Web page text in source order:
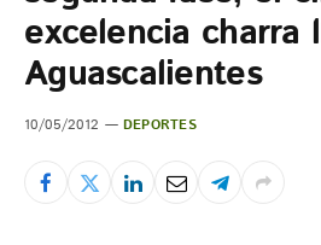
excelencia charra
Aguascalientes
10/05/2012 DEPORTES